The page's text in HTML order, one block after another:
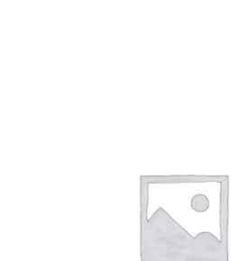
AJOUTER AU PANIER
APERÇU